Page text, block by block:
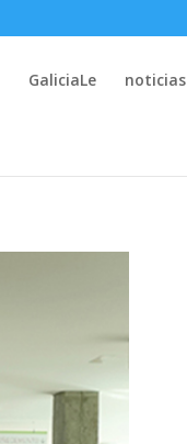
GaliciaLe noticias